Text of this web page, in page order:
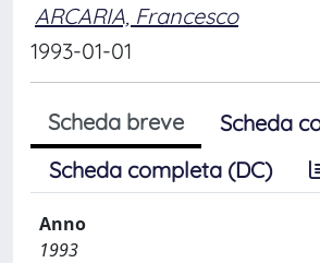
ARCARIA, Francesco
1993-01-01
Scheda breve
Scheda
Scheda completa (DC)
Anno
1993